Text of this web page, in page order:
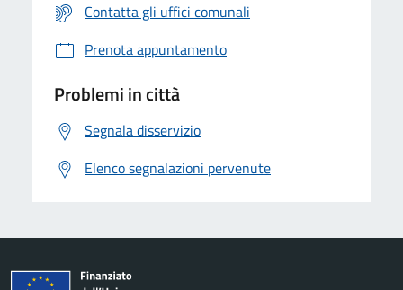
Contatta gli uffici comunali
Prenota appuntamento
Problemi in città
Segnala disservizio
Elenco segnalazioni pervenute